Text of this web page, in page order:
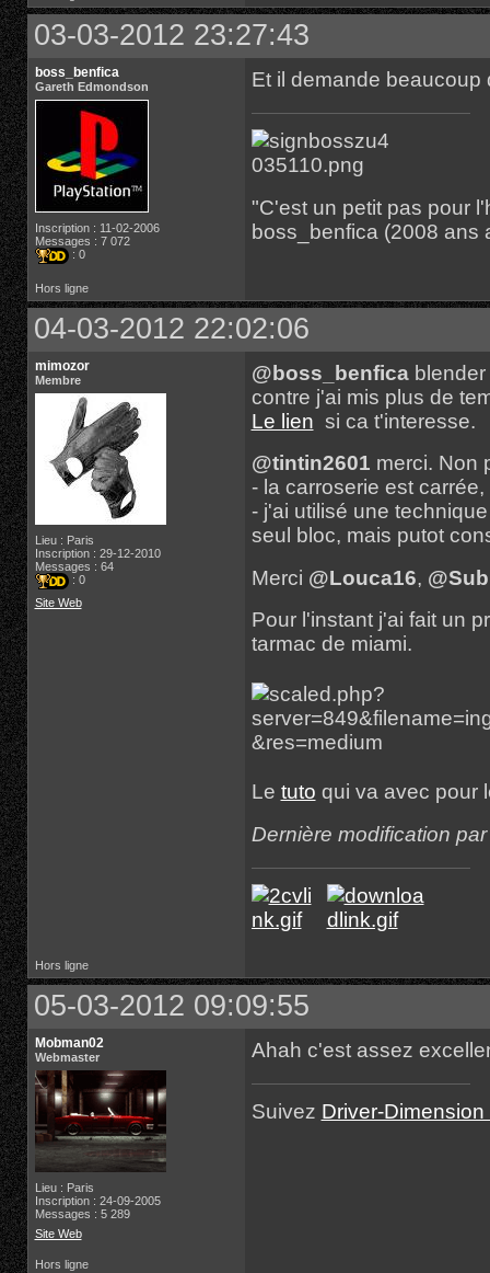
03-03-2012 23:27:43
boss_benfica
Gareth Edmondson
Inscription : 11-02-2006
Messages : 7 072
: 0
Et il demande
"C'est un petit pas pour
boss_benfica (2008 ans
Hors ligne
04-03-2012 22:02:06
mimozor
Membre
Lieu : Paris
Inscription : 29-12-2010
Messages : 64
: 0
Site Web
@boss_benficablender
contre j'ai mis plus de
Le lien si ca t'interesse.
@tintin2601 merci. Non
- la carroserie est
- j'ai utilisé une
seul bloc, mais putot
Merci @Louca16,
Pour l'instant j'ai fait un
tarmac de miami.
Le tuto qui va avec pour
Dernière modification
Hors ligne
05-03-2012 09:09:55
Mobman02
Webmaster
Lieu : Paris
Inscription : 24-09-2005
Messages : 5 289
Site Web
Ahah c'est assez
Suivez Driver-Dimension
Hors ligne